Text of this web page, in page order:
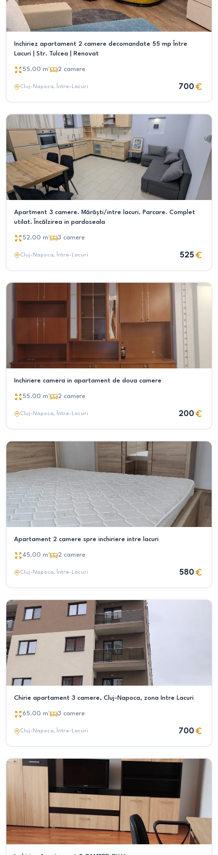
Inchiriez apartament 2 camere decomandate 55 mp Între
Lacuri | Str. Tulcea | Renovat
55.00 m² 2 camere
Cluj-Napoca, Între-Lacuri 700
Apartment 3 camere. Mărăști/intre lacuri. Parcare. Complet
utilat. Încălzirea in pardoseala
52.00 m² 3 camere
Cluj-Napoca, Între-Lacuri 525
Inchiriere camera in apartament de doua camere
55.00 m² 2 camere
Cluj-Napoca, Între-Lacuri 200
Apartament 2 camere spre inchiriere intre lacuri
45.00 m² 2 camere
Cluj-Napoca, Între-Lacuri 580
Chirie apartament 3 camere, Cluj-Napoca, zona Intre Lacuri
65.00 m² 3 camere
Cluj-Napoca, Între-Lacuri 700